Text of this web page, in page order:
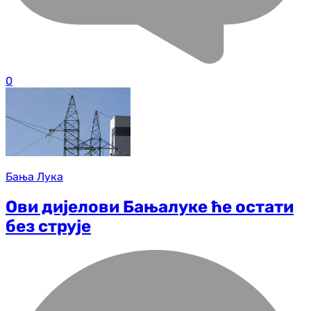
0
Бања Лука
Ови дијелови Бањалуке ће остати
без струје